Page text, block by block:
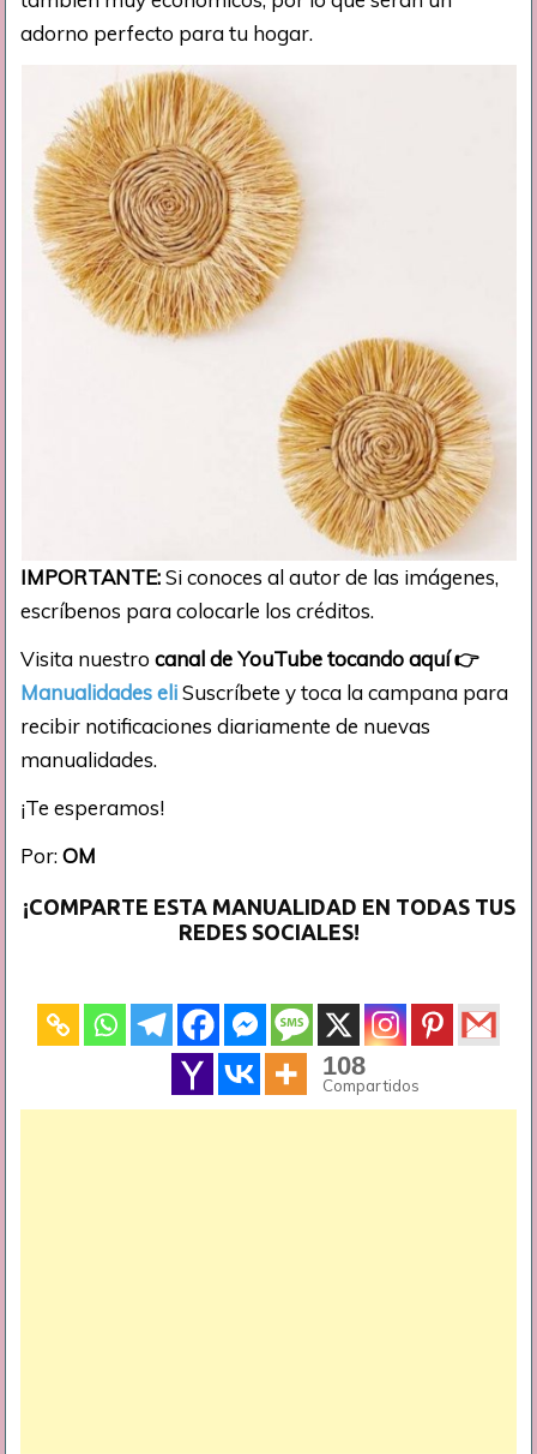
adorno perfecto para tu hogar.
IMPORTANTE:Si conoces al autor de las imágenes,
escríbenos para colocarle los créditos.
Visita nuestrocanal de YouTube tocando aquí👉
Manualidades eliSuscríbete y toca la campana para
recibir notificaciones diariamente de nuevas
manualidades.
¡Te esperamos!
Por:OM
¡COMPARTE ESTA MANUALIDAD EN TODAS TUS
REDES SOCIALES!
108
Compartidos